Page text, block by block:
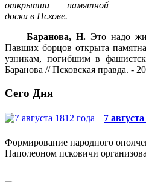
открытии памятной
доски в Пскове.
Баранова, Н. Это надо
Павших борцов открыта
узникам, погибшим в
Баранова // Псковская правда. -
Сего Дня
7
Формирование народного
Наполеоном псковичи